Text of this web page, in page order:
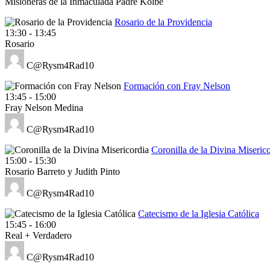
Rosario de la Providencia
13:30 - 13:45
Rosario
C@Rysm4Rad10
Formación con Fray Nelson
13:45 - 15:00
Fray Nelson Medina
C@Rysm4Rad10
Coronilla de la Divina
15:00 - 15:30
Rosario Barreto y Judith Pinto
C@Rysm4Rad10
Catecismo de la Iglesia Católica
15:45 - 16:00
Real + Verdadero
C@Rysm4Rad10